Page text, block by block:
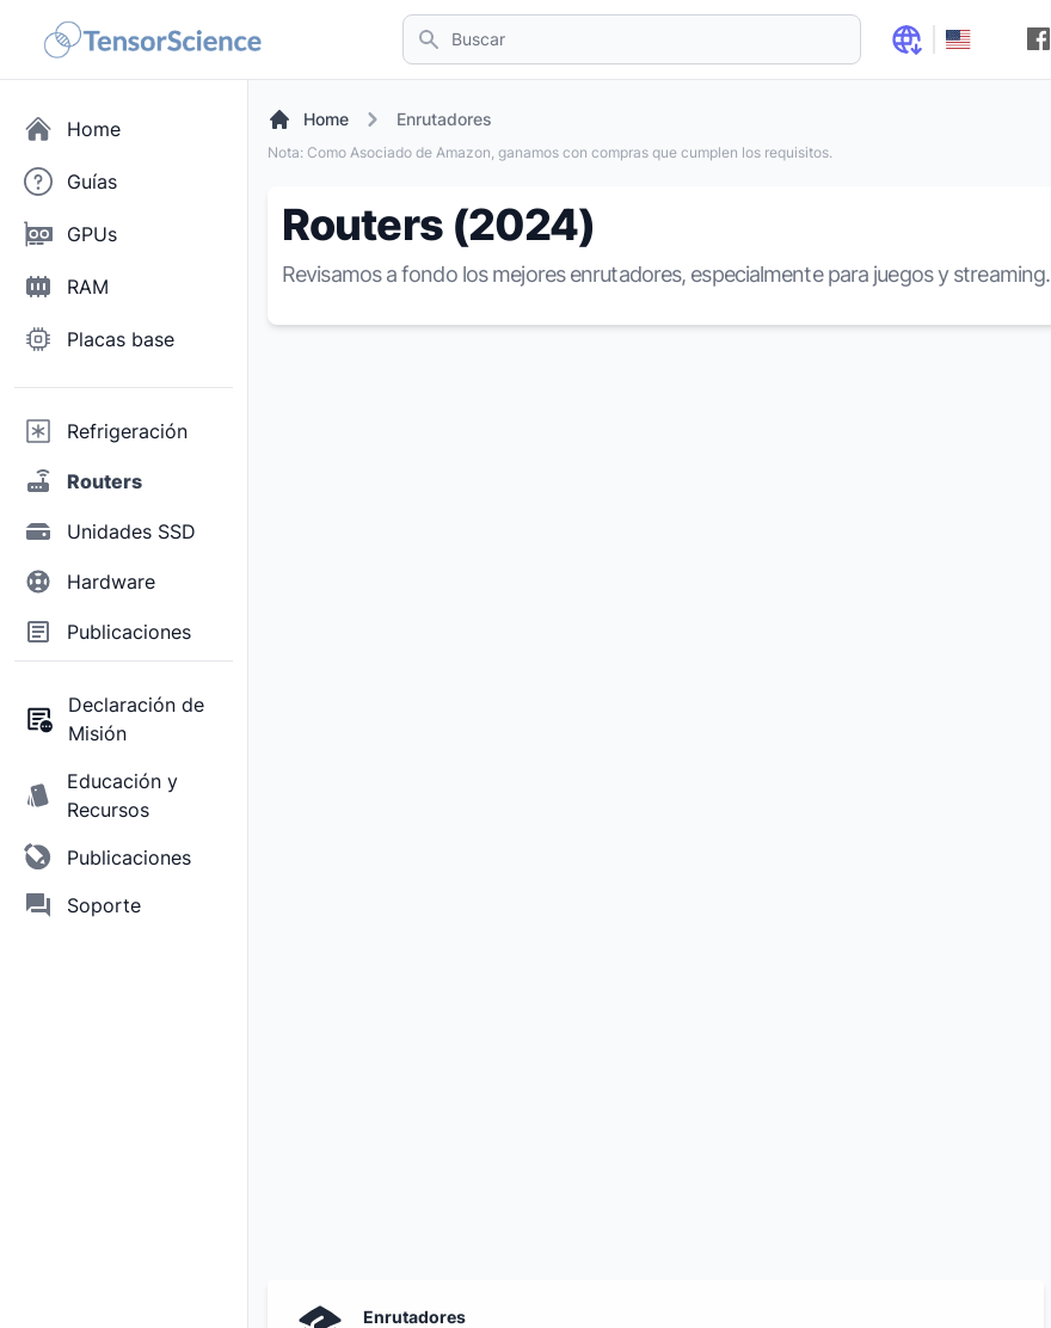
Buscar
Home
Guías
GPUs
RAM
Placas base
Refrigeración
Routers
Unidades SSD
Hardware
Publicaciones
Declaración de
Misión
Educación y
Recursos
Publicaciones
Soporte
Home Enrutadores
Nota: Como Asociado de Amazon, ganamos con compras que cumplen los requisitos.
Routers (2024)
Revisamos a fondo los mejores enrutadores, especialmente para juegos y streaming.
Enrutadores